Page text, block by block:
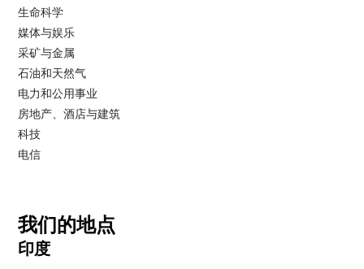
生命科学
媒体与娱乐
采矿与金属
石油和天然气
电力和公用事业
房地产、酒店与建筑
科技
电信
我们的地点
印度